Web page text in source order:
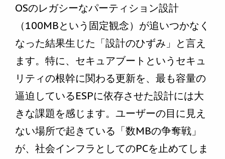
OSのレガシーなパーティション設計
（100MBという固定観念）が追いつかなく
なった結果生じた「設計のひずみ」と言え
ます。特に、セキュアブートというセキュ
リティの根幹に関わる更新を、最も容量の
逼迫しているESPに依存させた設計には大
きな課題を感じます。ユーザーの目に見え
ない場所で起きている「数MBの争奪戦」
が、社会インフラとしてのPCを止めてしま